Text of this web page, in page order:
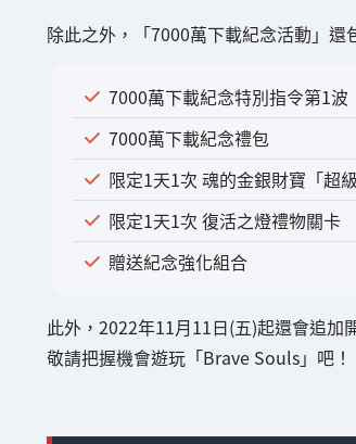
除此之外，「7000萬下載紀念活動」還
7000萬下載紀念特別指令第1波
7000萬下載紀念禮包
限定1天1次 魂的金銀財寶「超
限定1天1次 復活之燈禮物關卡
贈送紀念強化組合
此外，2022年11月11日(五)起還會追加
敬請把握機會遊玩「Brave Souls」吧！